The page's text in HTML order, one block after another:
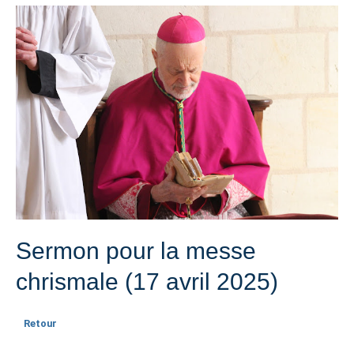
Sermon pour la messe
chrismale (17 avril 2025)
Retour